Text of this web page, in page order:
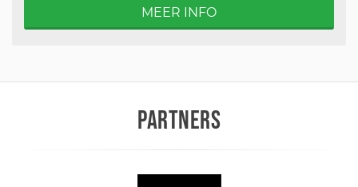
MEER INFO
PARTNERS